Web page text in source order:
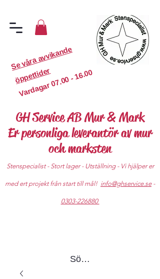
S
e
v
år
a
a
v
vi
k
a
n
d
e
ö
p
p
etti
d
er
Vardagar
07.00 - 16.00
GH Service AB Mur & Mark
Er personliga leverantör av mur
och marksten
Stenspecialist - Stort lager - Utställning - Vi hjälper er
med ert projekt från start till mål! info@ghservice.se-
0303-226880
Sök produkter